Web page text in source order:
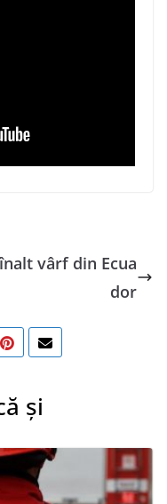
vârf din Ecua
dor
și